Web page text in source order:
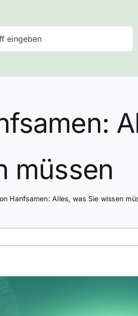
müssen
Hanfsamen: Alles, was Sie wissen